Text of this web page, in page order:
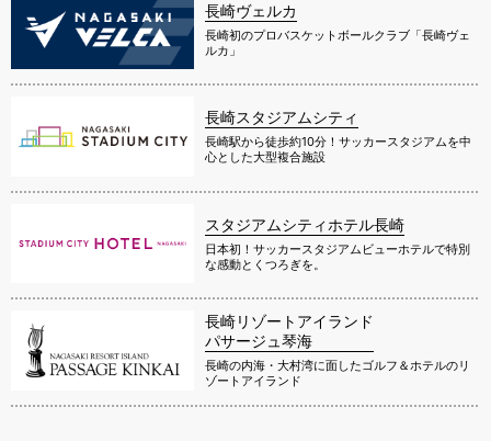
長崎ヴェルカ
長崎初のプロバスケットボールクラブ「長崎ヴェ
ルカ」
長崎スタジアムシティ
長崎駅から徒歩約10分！サッカースタジアムを中
心とした大型複合施設
スタジアムシティホテル長崎
日本初！サッカースタジアムビューホテルで特別
な感動とくつろぎを。
長崎リゾートアイランド
パサージュ琴海
長崎の内海・大村湾に面したゴルフ＆ホテルのリ
ゾートアイランド